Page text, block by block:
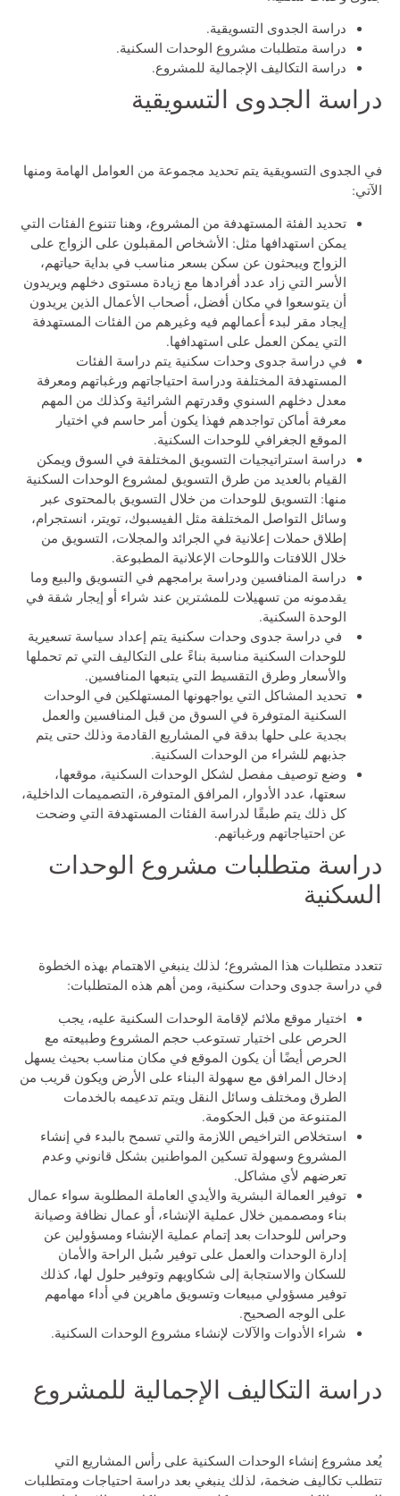
دراسة الجدوى التسويقية.
دراسة متطلبات مشروع الوحدات السكنية.
دراسة التكاليف الإجمالية للمشروع.
دراسة الجدوى التسويقية
في الجدوى التسويقية يتم تحديد مجموعة من العوامل الهامة ومنها
الآتي:
تحديد الفئة المستهدفة من المشروع، وهنا تتنوع الفئات التي
يمكن استهدافها مثل: الأشخاص المقبلون على الزواج على
الزواج ويبحثون عن سكن بسعر مناسب في بداية حياتهم،
الأسر التي زاد عدد أفرادها مع زيادة مستوى دخلهم ويريدون
أن يتوسعوا في مكان أفضل، أصحاب الأعمال الذين يريدون
إيجاد مقر لبدء أعمالهم فيه وغيرهم من الفئات المستهدفة
التي يمكن العمل على استهدافها.
في دراسة جدوى وحدات سكنية يتم دراسة الفئات
المستهدفة المختلفة ودراسة احتياجاتهم ورغباتهم ومعرفة
معدل دخلهم السنوي وقدرتهم الشرائية وكذلك من المهم
معرفة أماكن تواجدهم فهذا يكون أمر حاسم في اختيار
الموقع الجغرافي للوحدات السكنية.
دراسة استراتيجيات التسويق المختلفة في السوق ويمكن
القيام بالعديد من طرق التسويق لمشروع الوحدات السكنية
منها: التسويق للوحدات من خلال التسويق بالمحتوى عبر
وسائل التواصل المختلفة مثل الفيسبوك، تويتر، انستجرام،
إطلاق حملات إعلانية في الجرائد والمجلات، التسويق من
خلال اللافتات واللوحات الإعلانية المطبوعة.
دراسة المنافسين ودراسة برامجهم في التسويق والبيع وما
يقدمونه من تسهيلات للمشترين عند شراء أو إيجار شقة في
الوحدة السكنية.
في دراسة جدوى وحدات سكنية يتم إعداد سياسة تسعيرية
للوحدات السكنية مناسبة بناءً على التكاليف التي تم تحملها
والأسعار وطرق التقسيط التي يتبعها المنافسين.
تحديد المشاكل التي يواجهونها المستهلكين في الوحدات
السكنية المتوفرة في السوق من قبل المنافسين والعمل
بجدية على حلها بدقة في المشاريع القادمة وذلك حتى يتم
جذبهم للشراء من الوحدات السكنية.
وضع توصيف مفصل لشكل الوحدات السكنية، موقعها،
سعتها، عدد الأدوار، المرافق المتوفرة، التصميمات الداخلية،
كل ذلك يتم طبقًا لدراسة الفئات المستهدفة التي وضحت
عن احتياجاتهم ورغباتهم.
دراسة متطلبات مشروع الوحدات
السكنية
تتعدد متطلبات هذا المشروع؛ لذلك ينبغي الاهتمام بهذه الخطوة
في دراسة جدوى وحدات سكنية، ومن أهم هذه المتطلبات:
اختيار موقع ملائم لإقامة الوحدات السكنية عليه، يجب
الحرص على اختيار تستوعب حجم المشروع وطبيعته مع
الحرص أيضًا أن يكون الموقع في مكان مناسب بحيث يسهل
إدخال المرافق مع سهولة البناء على الأرض ويكون قريب من
الطرق ومختلف وسائل النقل ويتم تدعيمه بالخدمات
المتنوعة من قبل الحكومة.
استخلاص التراخيص اللازمة والتي تسمح بالبدء في إنشاء
المشروع وسهولة تسكين المواطنين بشكل قانوني وعدم
تعرضهم لأي مشاكل.
توفير العمالة البشرية والأيدي العاملة المطلوبة سواء عمال
بناء ومصممين خلال عملية الإنشاء، أو عمال نظافة وصيانة
وحراس للوحدات بعد إتمام عملية الإنشاء ومسؤولين عن
إدارة الوحدات والعمل على توفير سُبل الراحة والأمان
للسكان والاستجابة إلى شكاويهم وتوفير حلول لها، كذلك
توفير مسؤولي مبيعات وتسويق ماهرين في أداء مهامهم
على الوجه الصحيح.
شراء الأدوات والآلات لإنشاء مشروع الوحدات السكنية.
دراسة التكاليف الإجمالية للمشروع
يُعد مشروع إنشاء الوحدات السكنية على رأس المشاريع التي
تتطلب تكاليف ضخمة، لذلك ينبغي بعد دراسة احتياجات ومتطلبات